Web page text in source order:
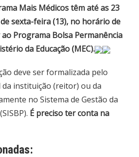
Mais Médicos têm até as 23
sexta-feira (13), no horário de
Programa Bolsa Permanência
da Educação (MEC).
deve ser formalizada pelo
instituição (reitor) ou da
no Sistema de Gestão da
É preciso ter conta na